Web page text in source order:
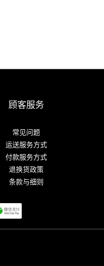
顾客服务
常见问题
运送服务方式
付款服务方式
退换货政策
条款与细则